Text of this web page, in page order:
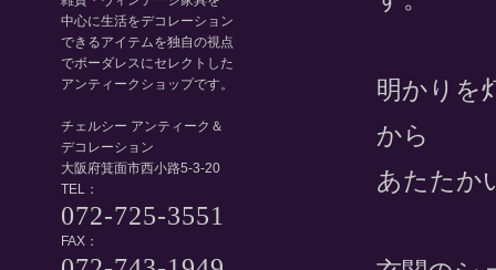
明かりを
から
あたたか
中心に生活をデコレーション
できるアイテムを独自の視点
でボーダレスにセレクトした
アンティークショップです。
チェルシー アンティーク＆
デコレーション
大阪府箕面市西小路5-3-20
TEL：
072-725-3551
FAX：